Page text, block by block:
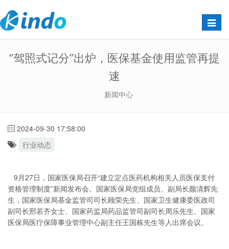
Toggle
“驾照式记分”出炉，医保基金使用监管再提
速
新闻中心
2024-09-30 17:58:00
行业动态
9月27日，国家医保局召开“建立定点医药机构相关人员医保支付
资格管理制度”新闻发布会。国家医保局党组成员、副局长颜清辉先
生，国家医保局基金监管司司长顾荣先生、国家卫生健康委医政司
副司长邢若齐女士、国家药监局药品监管司副司长周乐先生、国家
医保局医疗保障事业管理中心副主任王国栋先生等人出席会议。